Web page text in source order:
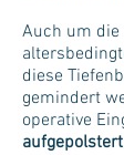
Auch um die
diese
gemindert
operative